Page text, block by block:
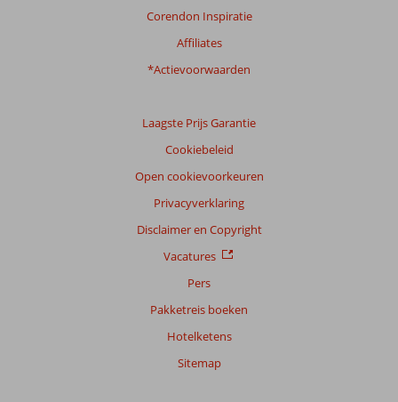
Corendon Inspiratie
Affiliates
*Actievoorwaarden
Laagste Prijs Garantie
Cookiebeleid
Open cookievoorkeuren
Privacyverklaring
Disclaimer en Copyright
Vacatures
Pers
Pakketreis boeken
Hotelketens
Sitemap